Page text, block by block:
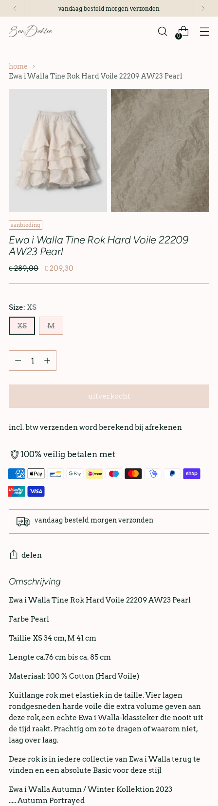
vandaag besteld morgen verzonden
0
home
Ewa i Walla Tine Rok Hard Voile 22209 AW23 Pearl
aanbieding
Ewa i Walla Tine Rok Hard Voile 22209
AW23 Pearl
€ 289,00 € 209,30
Size: XS
XS
M
uitverkocht
incl. btw verzenden word berekend bij afrekenen
100% veilig betalen met
vandaag besteld morgen verzonden
delen
Omschrijving
Ewa i Walla Tine Rok Hard Voile 22209 AW23 Pearl
Farbe Pearl
Taillie XS 34 cm, M 41 cm
Lengte ca.76 cm bis ca. 85 cm
Materiaal: 100 % Cotton (Hard Voile)
Kuitlange rok met elastiek in de taille. Vier lagen
rondgesneden harde voile die extra volume geven aan
deze rok, een echte Ewa i Walla-klassieker die nooit uit
de tijd raakt. Prachtig om zo te dragen of waarom niet,
laag over laag.
Deze rok is in iedere collectie van Ewa i Walla terug te
vinden en een absolute Basic voor deze stijl
Ewa i Walla Autumn / Winter Kollektion 2023
..... Autumn Portrayed